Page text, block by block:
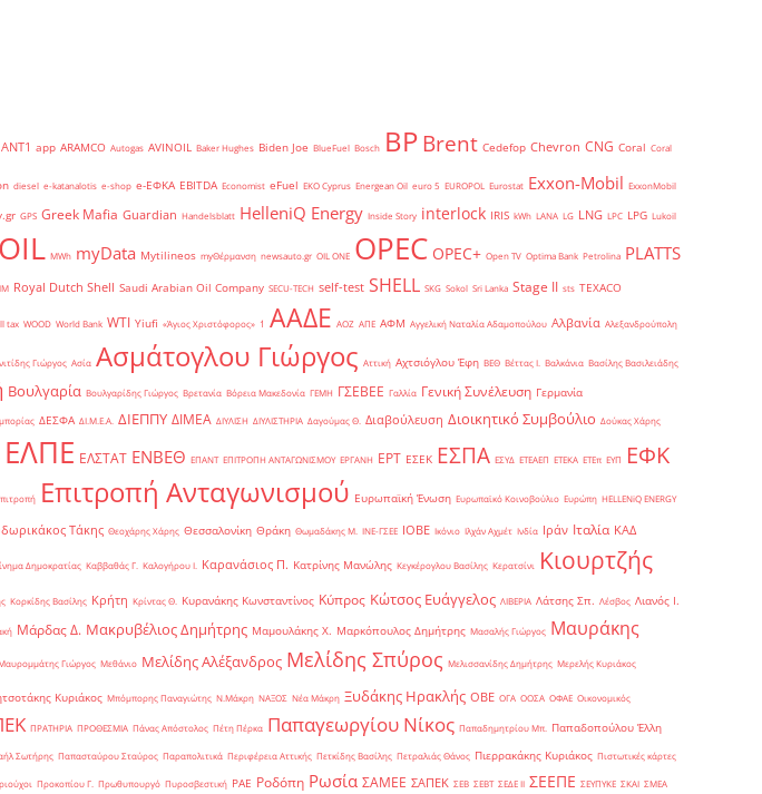
ANT1 app ARAMCO Autogas AVINOIL Baker Hughes Biden Joe BlueFuel Bosch BPBrent Cedefop Chevron CNG Coral Coral
diesel e-katanalotis e-shop e-ΕΦΚΑ EBITDA Economist eFuel EKO Cyprus Energean Oil euro 5 EUROPOL Eurostat Exxon-Mobil ExxonMobil
GPS Greek Mafia Guardian Handelsblatt HelleniQ Energy Inside Story interlock IRIS kWh LANA LG LNG LPC LPG Lukoil
MWh myData Mytilineos myΘέρμανση newsauto.gr OIL ONE OPEC OPEC+ Open TV Optima Bank Petrolina PLATTS
Royal Dutch Shell Saudi Arabian Oil Company SECU-TECH self-test SHELL SKG Sokol Sri Lanka Stage II sts TEXACO
tax WOOD World Bank WTI Yiufi «Άγιος Χριστόφορος» ΄1 ΑΑΔΕ ΑΟΖ ΑΠΕ ΑΦΜ Αγγελική Ναταλία Αδαμοπούλου Αλβανία Αλεξανδρούπολη
Γιώργος Ασία Ασμάτογλου Γιώργος Αττική Αχτσιόγλου Έφη ΒΕΘ Βέττας Ι. Βαλκάνια Βασίλης Βασιλειάδης
Βουλγαρία Βουλγαρίδης Γιώργος Βρετανία Βόρεια Μακεδονία ΓΕΜΗ ΓΣΕΒΕΕ Γαλλία Γενική Συνέλευση Γερμανία
ΔΕΣΦΑ ΔΙ.Μ.Ε.Α. ΔΙΕΠΠΥ ΔΙΜΕΑ ΔΙΥΛΙΣΗ ΔΙΥΛΙΣΤΗΡΙΑ Δαγούμας Θ. Διαβούλευση Διοικητικό Συμβούλιο Δούκας Χάρης
ΕΛΠΕ ΕΛΣΤΑΤ ΕΝΒΕΘ ΕΠΑΝΤ ΕΠΙΤΡΟΠΗ ΑΝΤΑΓΩΝΙΣΜΟΥ ΕΡΓΑΝΗ ΕΡΤ ΕΣΕΚ ΕΣΠΑ ΕΣΥΔ ΕΤΕΑΕΠ ΕΤΕΚΑ ΕΤΕπ ΕΥΠ ΕΦΚ
Επιτροπή Ανταγωνισμού Ευρωπαϊκή Ένωση Ευρωπαϊκό Κοινοβούλιο Ευρώπη ΗELLENiQ ENERGY
Τάκης Θεοχάρης Χάρης Θεσσαλονίκη Θράκη Θωμαδάκης Μ. ΙΝΕ-ΓΣΕΕ ΙΟΒΕ Ικόνιο Ιλχάν Αχμέτ Ινδία Ιράν Ιταλία ΚΑΔ
Δημοκρατίας Καββαθάς Γ. Καλογήρου Ι. Καρανάσιος Π. Κατρίνης Μανώλης Κεγκέρογλου Βασίλης Κερατσίνι
Κιουρτζής
Κορκίδης Βασίλης Κρήτη Κρίντας Θ. Κυρανάκης Κωνσταντίνος Κύπρος Κώτσος Ευάγγελος ΛΙΒΕΡΙΑ Λάτσης Σπ. Λέσβος Λιανός Ι.
Μάρδας Δ. Μακρυβέλιος Δημήτρης Μαμουλάκης Χ. Μαρκόπουλος Δημήτρης Μασαλής Γιώργος Μαυράκης
Γιώργος Μεθάνιο Μελίδης Αλέξανδρος Μελίδης Σπύρος Μελισσανίδης Δημήτρης Μερελής Κυριάκος
Κυριάκος Μπόμπορης Παναγιώτης Ν.Μάκρη ΝΑΞΟΣ Νέα Μάκρη Ξυδάκης Ηρακλής ΟΒΕ ΟΓΑ ΟΟΣΑ ΟΦΑΕ Οικονομικός
ΠΡΑΤΗΡΙΑ ΠΡΟΘΕΣΜΙΑ Πάνας Απόστολος Πέτη Πέρκα Παπαγεωργίου Νίκος Παπαδημητρίου Μπ. Παπαδοπούλου Έλλη
Σωτήρης Παπασταύρου Σταύρος Παραπολιτικά Περιφέρεια Αττικής Πετκίδης Βασίλης Πετραλιάς Θάνος Πιερρακάκης Κυριάκος Πιστωτικές κάρτες
Προκοπίου Γ. Πρωθυπουργό Πυροσβεστική ΡΑΕ Ροδόπη Ρωσία ΣΑΜΕΕ ΣΑΠΕΚ ΣΕΒ ΣΕΒΤ ΣΕΔΕ ΙΙ ΣΕΕΠΕ ΣΕΥΠΥΚΕ ΣΚΑΙ ΣΜΕΑ